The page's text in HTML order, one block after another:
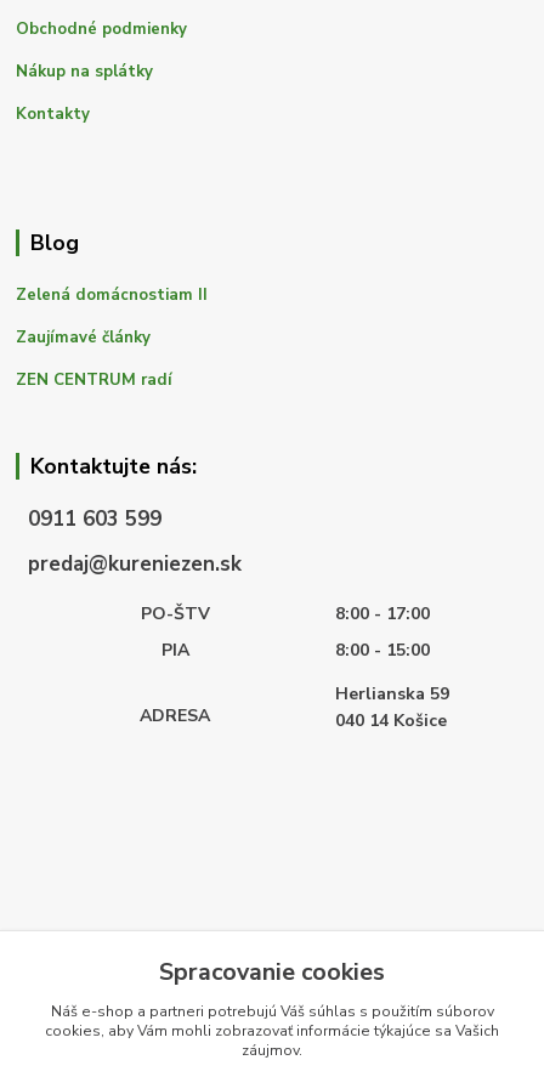
Obchodné podmienky
Nákup na splátky
Kontakty
Blog
Zelená domácnostiam II
Zaujímavé články
ZEN CENTRUM radí
Kontaktujte nás:
0911 603 599
predaj@kureniezen.sk
PO-ŠTV
8:00 - 17:00
PIA
8:00 - 15:00
ADRESA
Herlianska 59
040 14 Košice
Spracovanie cookies
Náš e-shop a partneri potrebujú Váš súhlas s použitím súborov
cookies, aby Vám mohli zobrazovať informácie týkajúce sa Vašich
záujmov.